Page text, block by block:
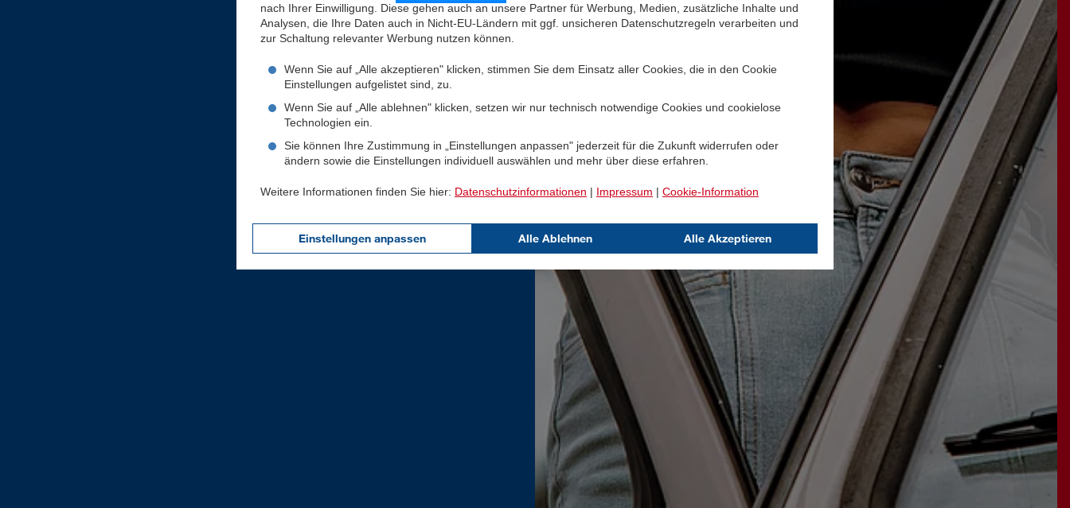
nach Ihrer Einwilligung. Diese gehen auch an unsere Partner für Werbung, Medien, zusätzliche Inhalte und
Analysen, die Ihre Daten auch in Nicht-EU-Ländern mit ggf. unsicheren Datenschutzregeln verarbeiten und
zur Schaltung relevanter Werbung nutzen können.
Wenn Sie auf „Alle akzeptieren" klicken, stimmen Sie dem Einsatz aller Cookies, die in den Cookie
Einstellungen aufgelistet sind, zu.
Wenn Sie auf „Alle ablehnen" klicken, setzen wir nur technisch notwendige Cookies und cookielose
Technologien ein.
Sie können Ihre Zustimmung in „Einstellungen anpassen" jederzeit für die Zukunft widerrufen oder
ändern sowie die Einstellungen individuell auswählen und mehr über diese erfahren.
Weitere Informationen finden Sie hier: Datenschutzinformationen | Impressum | Cookie-Information
Einstellungen anpassen Alle Ablehnen Alle Akzeptieren